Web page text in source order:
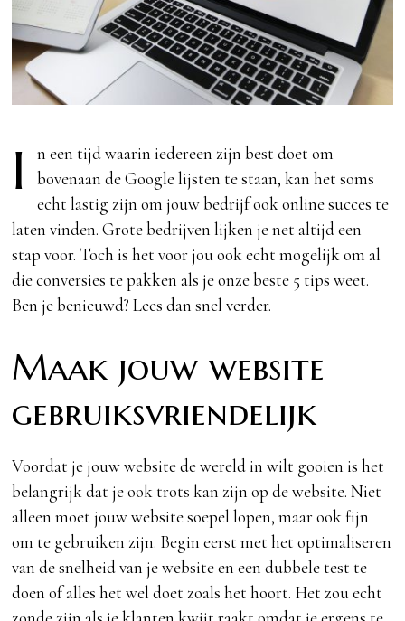
I
n een tijd waarin iedereen zijn best doet om
bovenaan de Google lijsten te staan, kan het soms
echt lastig zijn om jouw bedrijf ook online succes te
laten vinden. Grote bedrijven lijken je net altijd een
stap voor. Toch is het voor jou ook echt mogelijk om al
die conversies te pakken als je onze beste 5 tips weet.
Ben je benieuwd? Lees dan snel verder.
Maak jouw website
gebruiksvriendelijk
Voordat je jouw website de wereld in wilt gooien is het
belangrijk dat je ook trots kan zijn op de website. Niet
alleen moet jouw website soepel lopen, maar ook fijn
om te gebruiken zijn. Begin eerst met het optimaliseren
van de snelheid van je website en een dubbele test te
doen of alles het wel doet zoals het hoort. Het zou echt